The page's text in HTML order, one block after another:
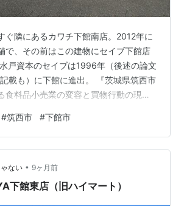
ぐ隣にあるカワチ下館南店。2012年に
で、その前はこの建物にセイブ下館店
戸資本のセイブは1996年（後述の論文
載も）に下館に進出。 『茨城県筑西市
食料品小売業の変容と買物行動の現
ーンであるが、下館店では生鮮食料品
が量が少ない。店舗の大部分が百円ワ
プで占められており、他の店舗とは性
」とされている。 電柱にはセイブの文
に閉店しその後すぐカワチが入居して
#筑西市 #下館市
ない • 9ヶ月前
下館東店（旧ハイマート）